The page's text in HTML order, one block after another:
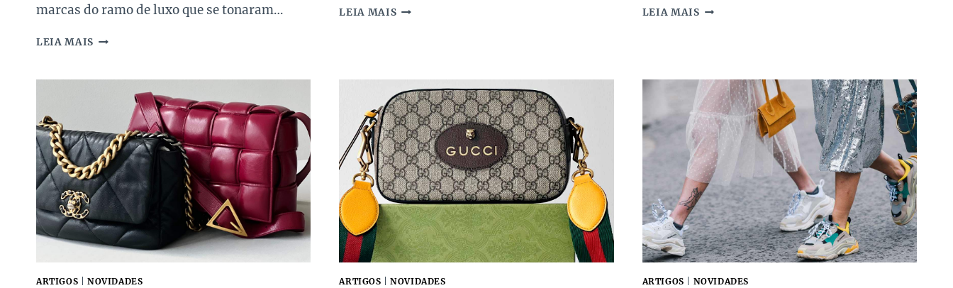
marcas do ramo de luxo que se tonaram…
LEIA MAIS BEST
AS
MARCAS
DE
LUXO
NO
ETIQUETA
ÚNICA
LEIA MAIS TUDO
VOGUE
2024!
LEIA MAIS 5
NUNCA
SAEM
DE
MODA
ARTIGOS NOVIDADES ARTIGOS |NOVIDADES ARTIGOS NOVIDADES